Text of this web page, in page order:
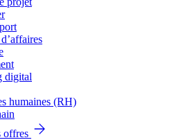
digital
humaines (RH)
offres